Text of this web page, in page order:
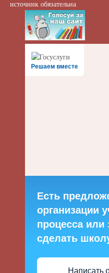
источник обязательна
Решаем вместе
Есть
организации
процесса или
сделать
Написать